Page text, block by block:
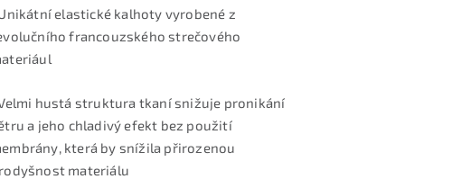
Unikátní elastické kalhoty vyrobené z
francouzského strečového
Velmi hustá struktura tkaní snižuje pronikání
a jeho chladivý efekt bez použití
která by snížila přirozenou
materiálu